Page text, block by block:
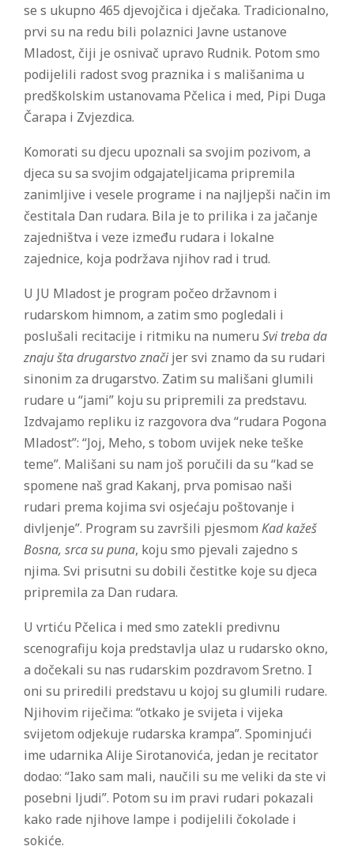
se s ukupno 465 djevojčica i dječaka. Tradicionalno,
prvi su na redu bili polaznici Javne ustanove
Mladost, čiji je osnivač upravo Rudnik. Potom smo
podijelili radost svog praznika i s mališanima u
predškolskim ustanovama Pčelica i med, Pipi Duga
Čarapa i Zvjezdica.
Komorati su djecu upoznali sa svojim pozivom, a
djeca su sa svojim odgajateljicama pripremila
zanimljive i vesele programe i na najljepši način im
čestitala Dan rudara. Bila je to prilika i za jačanje
zajedništva i veze između rudara i lokalne
zajednice, koja podržava njihov rad i trud.
U JU Mladost je program počeo državnom i
rudarskom himnom, a zatim smo pogledali i
poslušali recitacije i ritmiku na numeru Svi treba da
znaju šta drugarstvo značijer svi znamo da su rudari
sinonim za drugarstvo. Zatim su mališani glumili
rudare u “jami” koju su pripremili za predstavu.
Izdvajamo repliku iz razgovora dva “rudara Pogona
Mladost”: “Joj, Meho, s tobom uvijek neke teške
teme”. Mališani su nam još poručili da su “kad se
spomene naš grad Kakanj, prva pomisao naši
rudari prema kojima svi osjećaju poštovanje i
divljenje”. Program su završili pjesmom Kad kažeš
Bosna, srca su puna, koju smo pjevali zajedno s
njima. Svi prisutni su dobili čestitke koje su djeca
pripremila za Dan rudara.
U vrtiću Pčelica i med smo zatekli predivnu
scenografiju koja predstavlja ulaz u rudarsko okno,
a dočekali su nas rudarskim pozdravom Sretno. I
oni su priredili predstavu u kojoj su glumili rudare.
Njihovim riječima: “otkako je svijeta i vijeka
svijetom odjekuje rudarska krampa”. Spominjući
ime udarnika Alije Sirotanovića, jedan je recitator
dodao: “Iako sam mali, naučili su me veliki da ste vi
posebni ljudi”. Potom su im pravi rudari pokazali
kako rade njihove lampe i podijelili čokolade i
sokiće.